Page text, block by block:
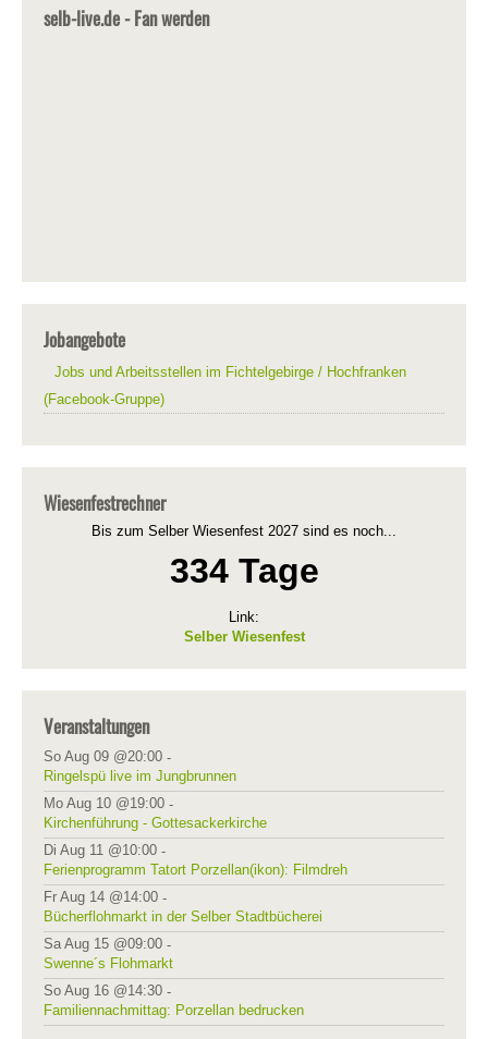
selb-live.de - Fan werden
Jobangebote
Jobs und Arbeitsstellen im Fichtelgebirge / Hochfranken
(Facebook-Gruppe)
Wiesenfestrechner
Bis zum Selber Wiesenfest 2027 sind es noch...
334 Tage
Link:
Selber Wiesenfest
Veranstaltungen
So Aug 09 @20:00 -
Ringelspü live im Jungbrunnen
Mo Aug 10 @19:00 -
Kirchenführung - Gottesackerkirche
Di Aug 11 @10:00 -
Ferienprogramm Tatort Porzellan(ikon): Filmdreh
Fr Aug 14 @14:00 -
Bücherflohmarkt in der Selber Stadtbücherei
Sa Aug 15 @09:00 -
Swenne´s Flohmarkt
So Aug 16 @14:30 -
Familiennachmittag: Porzellan bedrucken